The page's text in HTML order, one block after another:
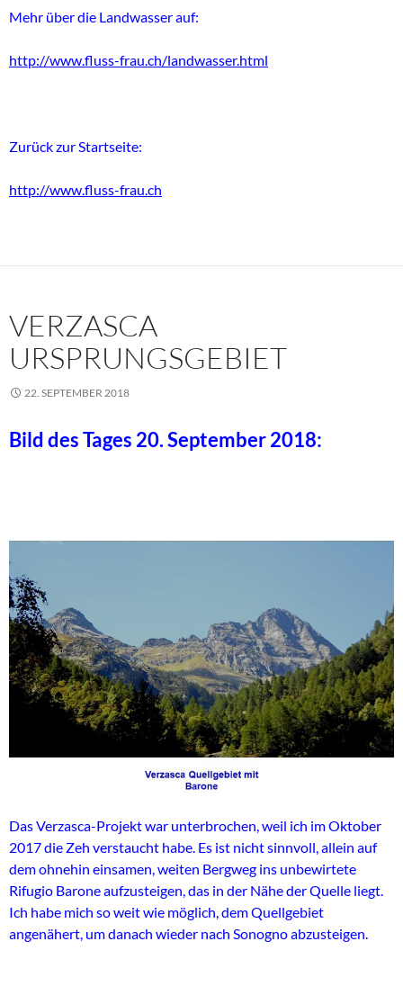
Mehr über die Landwasser auf:
http://www.fluss-frau.ch/landwasser.html
Zurück zur Startseite:
http://www.fluss-frau.ch
VERZASCA
URSPRUNGSGEBIET
22. SEPTEMBER 2018
Bild des Tages 20. September 2018:
Das Verzasca-Projekt war unterbrochen, weil ich im Oktober
2017 die Zeh verstaucht habe. Es ist nicht sinnvoll, allein auf
dem ohnehin einsamen, weiten Bergweg ins unbewirtete
Rifugio Barone aufzusteigen, das in der Nähe der Quelle liegt.
Ich habe mich so weit wie möglich, dem Quellgebiet
angenähert, um danach wieder nach Sonogno abzusteigen.